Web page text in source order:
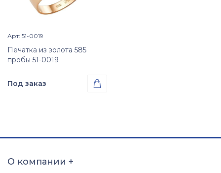
 Просмотр изделия
Арт: 51-0019
Печатка из золота 585
пробы 51-0019
Под заказ 
15 15,5 16
16,5
О компании +